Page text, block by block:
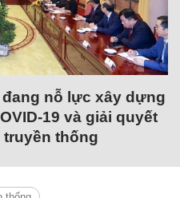
đang nỗ lực xây dựng
19 và giải quyết
truyền thống